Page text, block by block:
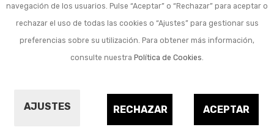
navegación de los usuarios. Pulse “Aceptar” o “Rechazar” para aceptar o
rechazar el uso de todas las cookies o “Ajustes” para gestionar sus
preferencias sobre su utilización. Para obtener más información,
consulte nuestra Política de Cookies.
AJUSTES ACEPTAR
RECHAZAR
Termómetros y
cronómetros
profesionales
Ordenar por: 1